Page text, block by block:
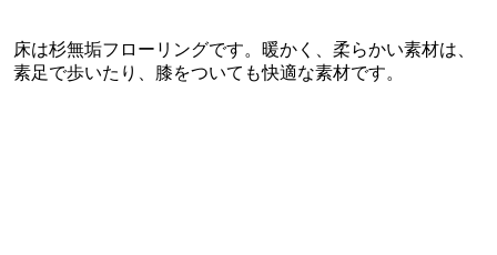
床は杉無垢フローリングです。暖かく、柔らかい素材は、
素足で歩いたり、膝をついても快適な素材です。